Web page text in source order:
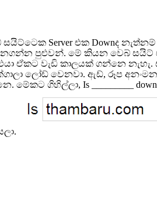
Server එක Downද
පුළුවන්. මේ කියන වෙබ් සයිට්
ඒකට වැඩි කාලයක් ගන්නෙ
ලෝඩ් වෙනවා. ඇඩ්, රූප
ගිහිල්ලා, Is _________ down